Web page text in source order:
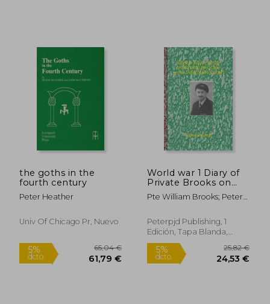
5%
dcto.
28,11 €
26,71 €
5%
dcto. 44,37
the goths in the
fourth century
Peter Heather
Univ Of Chicago Pr, Nuevo
World war 1 Diary of
Private Brooks on
the Western Front:
Day to day Diary of a
Trenches (en Inglés)
Pte William Brooks; Peter
(Brooks)
Peterpjd Publishing, 1
Edición, Tapa Blanda,
Nuevo